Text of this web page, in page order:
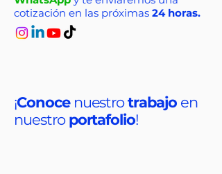
cotización en las próximas 24 horas.
¡Conocenuestrotrabajo en
nuestroportafolio!